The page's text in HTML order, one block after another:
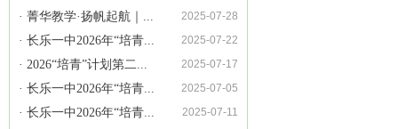
· 菁华教学·扬帆起航｜... 2025-07-28
· 长乐一中2026年“培青... 2025-07-22
· 2026“培青”计划第二... 2025-07-17
· 长乐一中2026年“培青... 2025-07-05
· 长乐一中2026年“培青... 2025-07-11